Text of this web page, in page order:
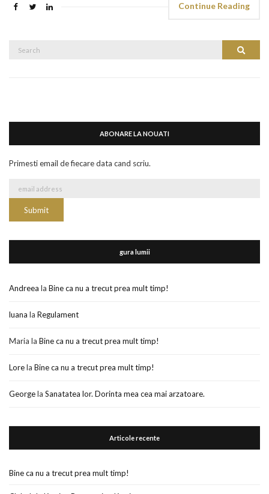
Continue Reading
Search
ABONARE LA NOUATI
Primesti email de fiecare data cand scriu.
gura lumii
Andreea la Bine ca nu a trecut prea mult timp!
luana la Regulament
Maria la Bine ca nu a trecut prea mult timp!
Lorela Bine ca nu a trecut prea mult timp!
Georgela Sanatatea lor. Dorinta mea cea mai arzatoare.
Articole recente
Bine ca nu a trecut prea mult timp!